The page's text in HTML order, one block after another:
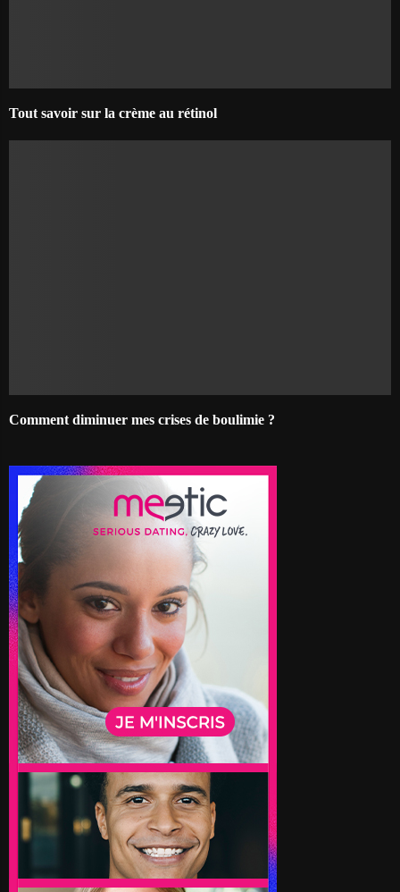
Tout savoir sur la crème au rétinol
Comment diminuer mes crises de boulimie ?